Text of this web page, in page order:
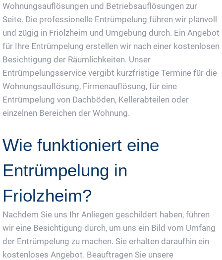
Wohnungsauflösungen und Betriebsauflösungen zur
Seite. Die professionelle Entrümpelung führen wir planvoll
und zügig in Friolzheim und Umgebung durch. Ein Angebot
für Ihre Entrümpelung erstellen wir nach einer kostenlosen
Besichtigung der Räumlichkeiten. Unser
Entrümpelungsservice vergibt kurzfristige Termine für die
Wohnungsauflösung, Firmenauflösung, für eine
Entrümpelung von Dachböden, Kellerabteilen oder
einzelnen Bereichen der Wohnung.
Wie funktioniert eine
Entrümpelung in
Friolzheim?
Nachdem Sie uns Ihr Anliegen geschildert haben, führen
wir eine Besichtigung durch, um uns ein Bild vom Umfang
der Entrümpelung zu machen. Sie erhalten daraufhin ein
kostenloses Angebot. Beauftragen Sie unsere